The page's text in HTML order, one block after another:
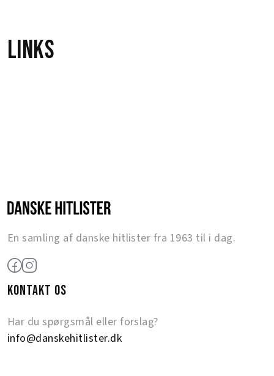
Links
En samling af danske hitlister fra 1963 til i dag.
KONTAKT OS
Har du spørgsmål eller forslag?
info@danskehitlister.dk